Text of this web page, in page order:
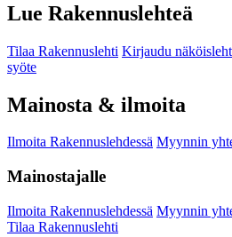
Lue Rakennuslehteä
Tilaa Rakennuslehti Kirjaudu
syöte
Mainosta & ilmoita
Ilmoita Rakennuslehdessä Myynnin
Mainostajalle
Ilmoita Rakennuslehdessä Myynnin
Tilaa Rakennuslehti